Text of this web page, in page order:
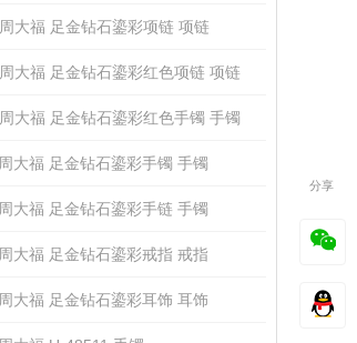
周大福 足金钻石鎏彩项链 项链
周大福 足金钻石鎏彩红色项链 项链
周大福 足金钻石鎏彩红色手镯 手镯
周大福 足金钻石鎏彩手镯 手镯
周大福 足金钻石鎏彩手链 手镯
周大福 足金钻石鎏彩戒指 戒指
周大福 足金钻石鎏彩耳饰 耳饰
分享